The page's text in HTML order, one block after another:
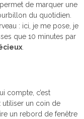
de marquer une
du quotidien.
: ici, je me pose, je
que 10 minutes par
compte, c’est
utiliser un coin de
un rebord de fenêtre